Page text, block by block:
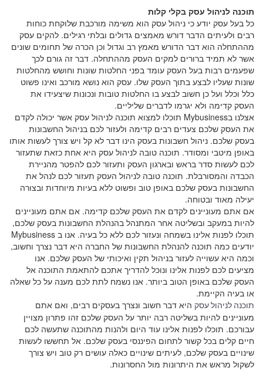
תוכנה לניהול עסק בקלי קלות
כל בעל עסק יודע כי ניהול עסק הוא משימה מורכבת שלוקחת כוחות
רבים ולעיתים הדבר דורש מאמצים גדולים ובלתי רגילים. להקים עסק
מההתחלה הוא דבר הדורש מאמץ רב וגדול וכן הכרה של תחומים שונים
אשר לא תמיד ברורים למקים העסק מההתחלה. דבר זה גורם לכך
שפעמים רבות בעל העסק עומד בפני החלטות שונות וחושש מהחלטות
שונות שעליו לבצע בתוך העסק שלו. עסק הוא נושא מורכב ואינו פשוט
כלל וכלל ועל כן חשוב לבצע בו החלטות טובות ונכונות שיצעידו את
העסק קדימה ולא יגרמו לדברים שליליים.
אצלנו בMybusiness תוכלו למצוא תוכנה לניהול עסק אשר יכולה לקדם
את העסק שלכם צעדים רבים קדימה ולעזור לכם בניהול החשבונות
בעסק שלכם. ניהול חשבונות בעסק הינו דבר לא קל ויש צורך לעשות אותו
באופן מיטבי ומסודר. תוכנה טובה לניהול עסק היא אחת כזאת שתעזור
לכם לעשות סדר בראש ובארגון העסק ותעזור לכם להפטר מהניירת
הכבדה והמסורבלת. תוכנה טובה לניהול העסק תעזור לכם לנהל את
החשבונות בעסק שלכם באופן טוב ופשוט ללא בעיות מיוחדות ובצורה
יעילה מאוד ובטוחה.
אם אתם מעוניינים לקדם את העסק שלכם קדימה. אם אתם מעוניינים
להיות במעקב ובשליטה אחר המתנהל בהנהלת החשבונות בעסק שלכם,
תוכלו לפנות אלינו בשמחה ונעזור לכם ללא כל בעיה. אנו ב Mybusiness
יודעים כמה תוכנה להנהלת החשבונות של החברה היא דבר נצרך וחשוב,
וכמה היא עשוייה לעזור בניהול תקין ואיכותי של העסק שלכם. אנו
מציעים לכם לפנות אלינו ונוכל להדריך אתכם להתאמת התוכנה אל
העסק שלכם באופן הטוב ביותר. אנו נשמח לתת לכם מענה על כל שאלה
או בעיה הקיימת.
תוכנה לניהול עסק היא דבר חשוב ונצרך בעסקים רבים, ואם אתם
מעוניינים להיות בשליטה רבה יותר על העסק שלכם זהו פתרון מצויין
עבורכם. תוכלו לפנות אלינו עוד היום ולהנות מהתוכנה שתעשה לכם
חיים קלים בכל קשור לתחום הפיננסי בעסק שלכם. אל תחששו לעשות
שינויים בעסק שלכם, לעיתים שינויים כאלה עושים רק טוב ויש צורך
לשקול מראש את היתרונות מול החסרונות.